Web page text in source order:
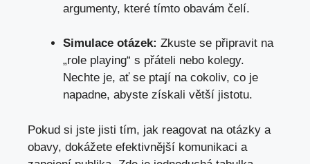
argumenty, které tímto obavám čelí.
Simulace otázek: Zkuste se připravit na
„role playing“ s přáteli nebo kolegy.
Nechte je, ať se ptají na cokoliv, co je
napadne, abyste získali větší jistotu.
Pokud si jste jisti tím, jak reagovat na otázky a
obavy, dokážete efektivnější komunikaci a